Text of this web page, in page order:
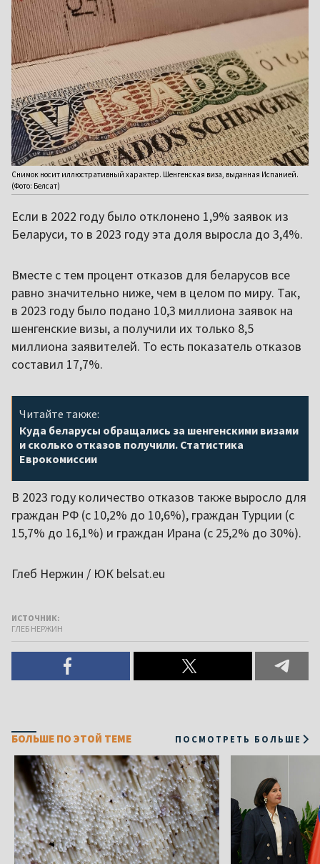
Снимок носит иллюстративный характер. Шенгенская виза, выданная Испанией.
(Фото: Белсат)
Если в 2022 году было отклонено 1,9% заявок из
Беларуси, то в 2023 году эта доля выросла до 3,4%.
Вместе с тем процент отказов для беларусов все
равно значительно ниже, чем в целом по миру. Так,
в 2023 году было подано 10,3 миллиона заявок на
шенгенские визы, а получили их только 8,5
миллиона заявителей. То есть показатель отказов
составил 17,7%.
Читайте также:
Куда беларусы обращались за шенгенскими визами
и сколько отказов получили. Статистика
Еврокомиссии
В 2023 году количество отказов также выросло для
граждан РФ (с 10,2% до 10,6%), граждан Турции (с
15,7% до 16,1%) и граждан Ирана (с 25,2% до 30%).
Глеб Нержин / ЮК belsat.eu
ИСТОЧНИК:
ГЛЕБ НЕРЖИН
БОЛЬШЕ ПО ЭТОЙ ТЕМЕ ПОСМОТРЕТЬ БОЛЬШЕ